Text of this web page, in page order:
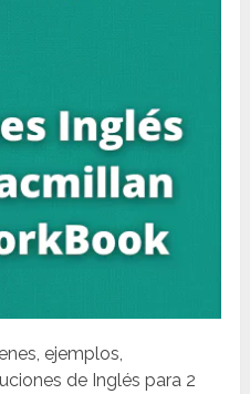
ejemplos,
de Inglés para 2